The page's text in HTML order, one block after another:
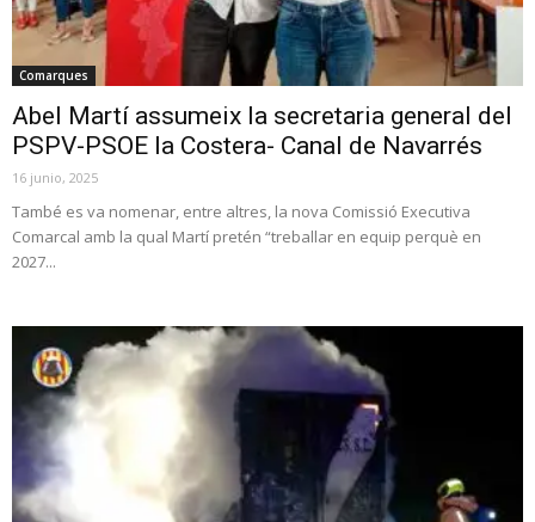
Comarques
Abel Martí assumeix la secretaria general del
PSPV-PSOE la Costera- Canal de Navarrés
16 junio, 2025
També es va nomenar, entre altres, la nova Comissió Executiva
Comarcal amb la qual Martí pretén “treballar en equip perquè en
2027...